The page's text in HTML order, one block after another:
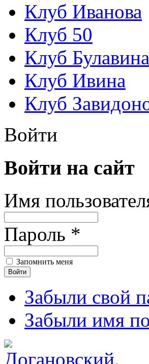
Клуб Иванова
Клуб 50
Клуб Булавина
Клуб Ивина
Клуб
Войти
Войти на сайт
Имя
Пароль *
Запомнить меня
Забыли свой
Забыли имя